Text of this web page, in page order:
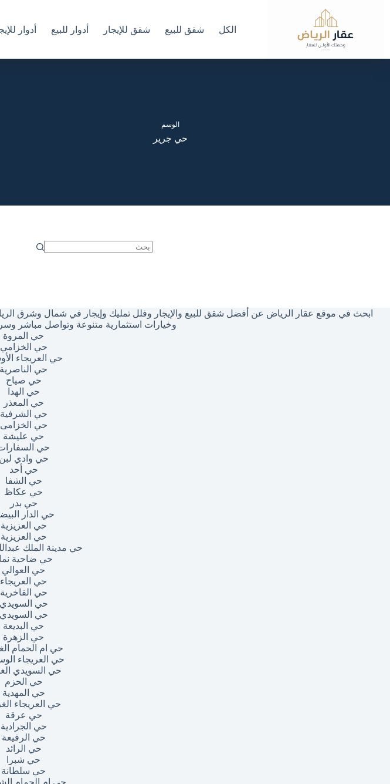
الكل شقق للبيع شقق للإيجار أدوار للبيع أدوار
الوسم
حي جرير
ابحث في موقع عقار الرياض عن أفضل شقق للبيع والإيجار وفلل تمليك وإيجار في شمال وشرق
وخيارات استثمارية متنوعة وتواصل مباشر
حي المروة
حي الخزامي
حي العريجاء
حي الناصرية
حي صياح
حي الهدا
حي المعذر
حي الشرفية
حي الخزامى
حي عليشة
حي
حي وادي لبن
حي أحد
حي الشفا
حي عكاظ
حي بدر
حي الدار
حي العزيزية
حي العزيزية
حي مدينة الملك
حي ضاحية
حي العوالي
حي العريجاء
حي الفاخرية
حي السويدي
حي السويدي
حي البديعة
حي الزهرة
حي ام الحمام
حي العريجاء
حي السويدي
حي الحزم
حي المهدية
حي العريجاء
حي عرقة
حي الجرادية
حي الرفيعة
حي الرائد
حي شبرا
حي سلطانة
حي ام الحمام